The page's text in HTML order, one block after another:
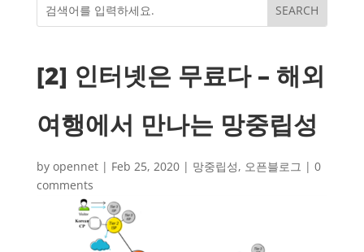
[2] 인터넷은 무료다 – 해외
여행에서 만나는 망중립성
by opennet| Feb 25, 2020| 망중립성, 오픈블로그 | 0
comments